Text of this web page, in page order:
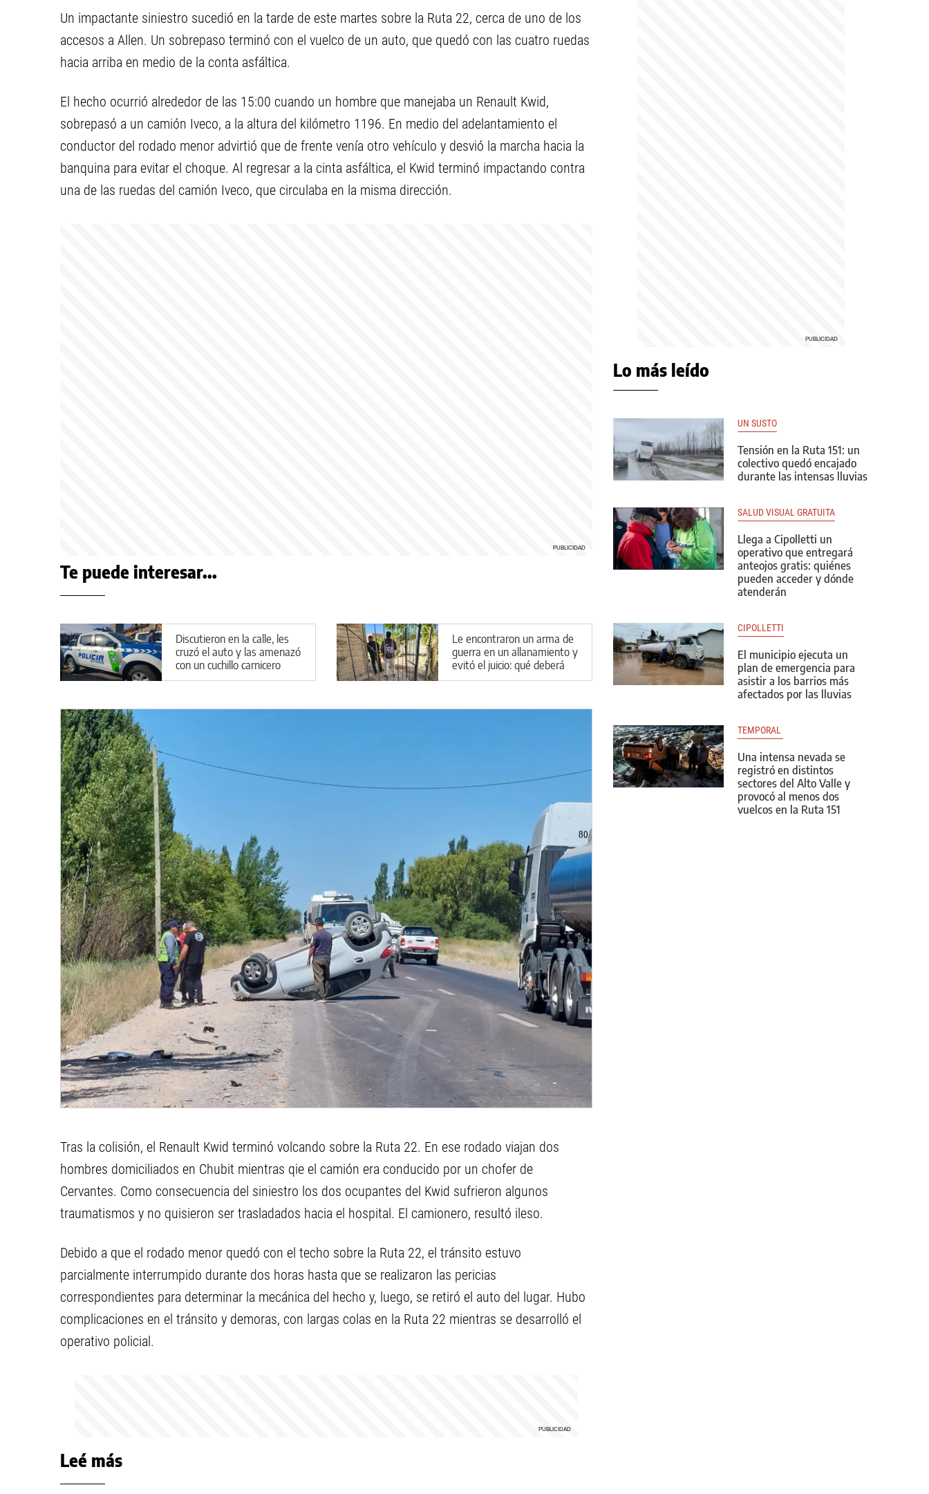
Un impactante siniestro sucedió en la tarde de este martes sobre la Ruta 22, cerca de uno de los
accesos a Allen. Un sobrepaso terminó con el vuelco de un auto, que quedó con las cuatro ruedas
hacia arriba en medio de la conta asfáltica.
El hecho ocurrió alrededor de las 15:00 cuando un hombre que manejaba un Renault Kwid,
sobrepasó a un camión Iveco, a la altura del kilómetro 1196. En medio del adelantamiento el
conductor del rodado menor advirtió que de frente venía otro vehículo y desvió la marcha hacia la
banquina para evitar el choque. Al regresar a la cinta asfáltica, el Kwid terminó impactando contra
una de las ruedas del camión Iveco, que circulaba en la misma dirección.
Te puede interesar...
Discutieron en la calle, les
cruzó el auto y las amenazó
con un cuchillo carnicero
Le encontraron un arma de
guerra en un allanamiento y
evitó el juicio: qué deberá
hacer en Cipolletti
Tras la colisión, el Renault Kwid terminó volcando sobre la Ruta 22. En ese rodado viajan dos
hombres domiciliados en Chubit mientras qie el camión era conducido por un chofer de
Cervantes. Como consecuencia del siniestro los dos ocupantes del Kwid sufrieron algunos
traumatismos y no quisieron ser trasladados hacia el hospital. El camionero, resultó ileso.
Debido a que el rodado menor quedó con el techo sobre la Ruta 22, el tránsito estuvo
parcialmente interrumpido durante dos horas hasta que se realizaron las pericias
correspondientes para determinar la mecánica del hecho y, luego, se retiró el auto del lugar. Hubo
complicaciones en el tránsito y demoras, con largas colas en la Ruta 22 mientras se desarrolló el
operativo policial.
Leé más
Lo más leído
UN SUSTO
Tensión en la Ruta 151: un
colectivo quedó encajado
durante las intensas lluvias
SALUD VISUAL GRATUITA
Llega a Cipolletti un
operativo que entregará
anteojos gratis: quiénes
pueden acceder y dónde
atenderán
CIPOLLETTI
El municipio ejecuta un
plan de emergencia para
asistir a los barrios más
afectados por las lluvias
TEMPORAL
Una intensa nevada se
registró en distintos
sectores del Alto Valle y
provocó al menos dos
vuelcos en la Ruta 151